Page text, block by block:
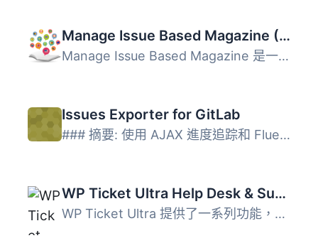
Manage Issue Based Magazine (Multi-language)
Manage Issue Based Magazine 是一款將 WordPress 網站轉變為...
Issues Exporter for GitLab
### 摘要: 使用 AJAX 進度追踪和 Fluent Boards 相容性，將 G...
WP Ticket Ultra Help Desk & Support Plugin
WP Ticket Ultra 提供了一系列功能，幫助您提供高品質客戶支...